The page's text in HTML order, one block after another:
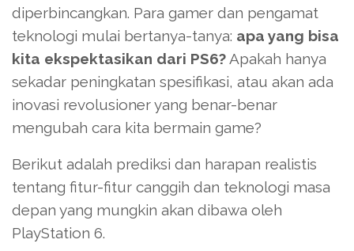
diperbincangkan. Para gamer dan pengamat
teknologi mulai bertanya-tanya: apa yang bisa
kita ekspektasikan dari PS6? Apakah hanya
sekadar peningkatan spesifikasi, atau akan ada
inovasi revolusioner yang benar-benar
mengubah cara kita bermain game?
Berikut adalah prediksi dan harapan realistis
tentang fitur-fitur canggih dan teknologi masa
depan yang mungkin akan dibawa oleh
PlayStation 6.